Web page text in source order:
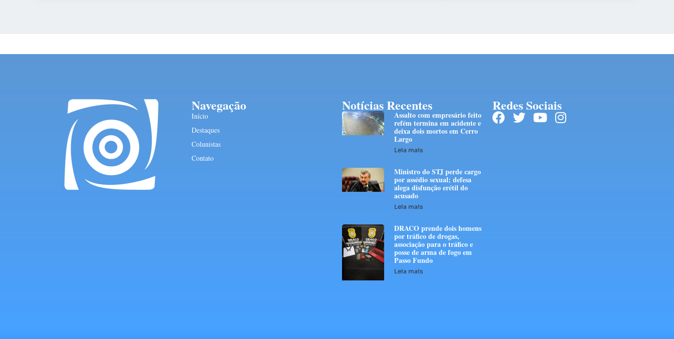
Navegação
Início
Destaques
Colunistas
Contato
Notícias Recentes
Assalto com empresário feito
refém termina em acidente e
deixa dois mortos em Cerro
Largo
Leia mais
Ministro do STJ perde cargo
por assédio sexual; defesa
alega disfunção erétil do
acusado
Leia mais
DRACO prende dois homens
por tráfico de drogas,
associação para o tráfico e
posse de arma de fogo em
Passo Fundo
Leia mais
Redes Sociais